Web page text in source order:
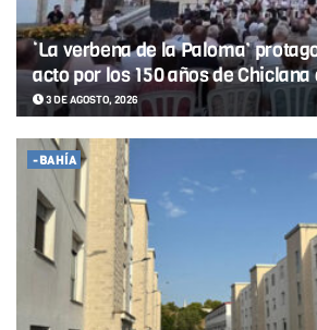
‘La verbena de la Paloma’
acto por los 150 años de
3 DE AGOSTO, 2026
-BAHÍA